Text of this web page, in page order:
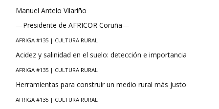
Manuel Antelo Vilariño
—Presidente de AFRICOR Coruña—
AFRIGA #135 | CULTURA RURAL
Acidez y salinidad en el suelo: detección e importancia
AFRIGA #135 | CULTURA RURAL
Herramientas para construir un medio rural más justo
AFRIGA #135 | CULTURA RURAL